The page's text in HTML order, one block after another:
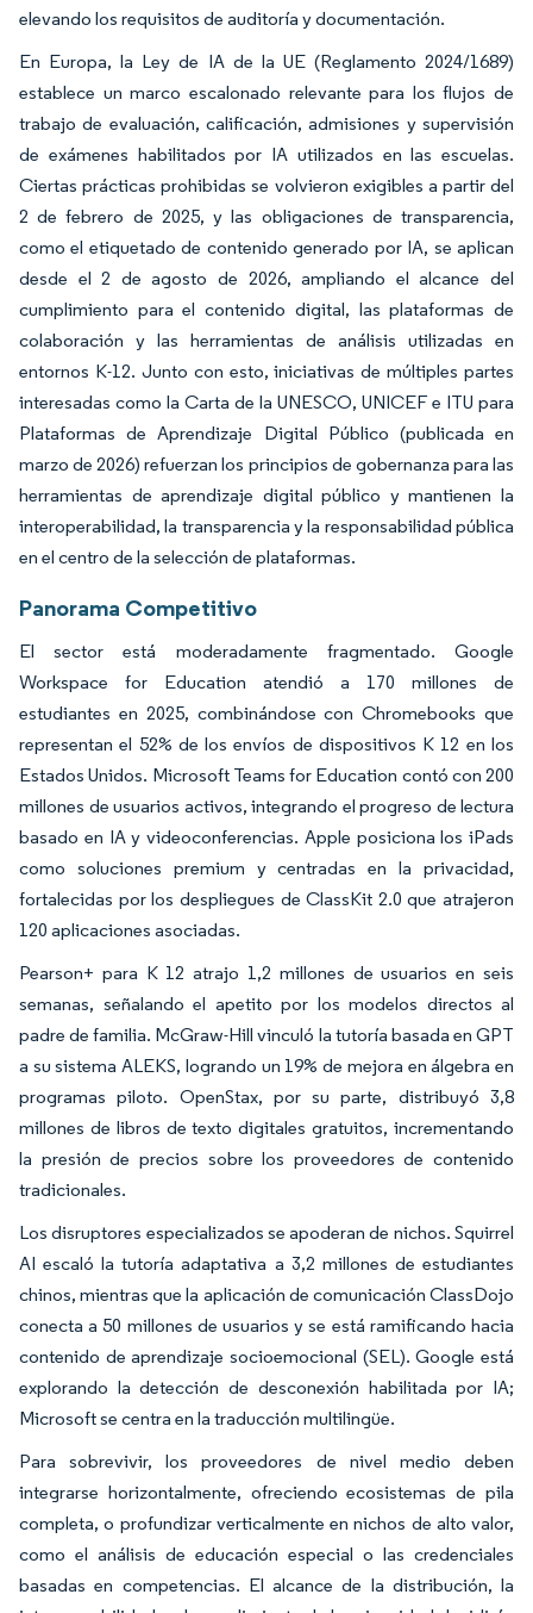
elevando los requisitos de auditoría y documentación.
En Europa, la Ley de IA de la UE (Reglamento 2024/1689)
establece un marco escalonado relevante para los flujos de
trabajo de evaluación, calificación, admisiones y supervisión
de exámenes habilitados por IA utilizados en las escuelas.
Ciertas prácticas prohibidas se volvieron exigibles a partir del
2 de febrero de 2025, y las obligaciones de transparencia,
como el etiquetado de contenido generado por IA, se aplican
desde el 2 de agosto de 2026, ampliando el alcance del
cumplimiento para el contenido digital, las plataformas de
colaboración y las herramientas de análisis utilizadas en
entornos K-12. Junto con esto, iniciativas de múltiples partes
interesadas como la Carta de la UNESCO, UNICEF e ITU para
Plataformas de Aprendizaje Digital Público (publicada en
marzo de 2026) refuerzan los principios de gobernanza para las
herramientas de aprendizaje digital público y mantienen la
interoperabilidad, la transparencia y la responsabilidad pública
en el centro de la selección de plataformas.
Panorama Competitivo
El sector está moderadamente fragmentado. Google
Workspace for Education atendió a 170 millones de
estudiantes en 2025, combinándose con Chromebooks que
representan el 52% de los envíos de dispositivos K 12 en los
Estados Unidos. Microsoft Teams for Education contó con 200
millones de usuarios activos, integrando el progreso de lectura
basado en IA y videoconferencias. Apple posiciona los iPads
como soluciones premium y centradas en la privacidad,
fortalecidas por los despliegues de ClassKit 2.0 que atrajeron
120 aplicaciones asociadas.
Pearson+ para K 12 atrajo 1,2 millones de usuarios en seis
semanas, señalando el apetito por los modelos directos al
padre de familia. McGraw-Hill vinculó la tutoría basada en GPT
a su sistema ALEKS, logrando un 19% de mejora en álgebra en
programas piloto. OpenStax, por su parte, distribuyó 3,8
millones de libros de texto digitales gratuitos, incrementando
la presión de precios sobre los proveedores de contenido
tradicionales.
Los disruptores especializados se apoderan de nichos. Squirrel
AI escaló la tutoría adaptativa a 3,2 millones de estudiantes
chinos, mientras que la aplicación de comunicación ClassDojo
conecta a 50 millones de usuarios y se está ramificando hacia
contenido de aprendizaje socioemocional (SEL). Google está
explorando la detección de desconexión habilitada por IA;
Microsoft se centra en la traducción multilingüe.
Para sobrevivir, los proveedores de nivel medio deben
integrarse horizontalmente, ofreciendo ecosistemas de pila
completa, o profundizar verticalmente en nichos de alto valor,
como el análisis de educación especial o las credenciales
basadas en competencias. El alcance de la distribución, la